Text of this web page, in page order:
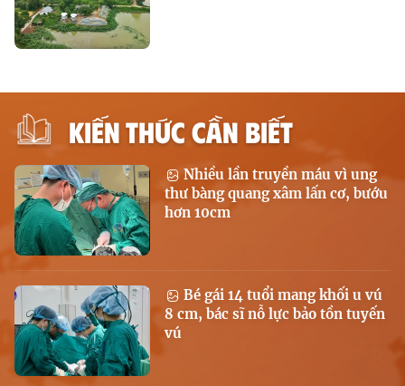
KIẾN THỨC CẦN BIẾT
Nhiều lần truyền máu vì ung
thư bàng quang xâm lấn cơ, bướu
hơn 10cm
Bé gái 14 tuổi mang khối u vú
8 cm, bác sĩ nỗ lực bảo tồn tuyến
vú